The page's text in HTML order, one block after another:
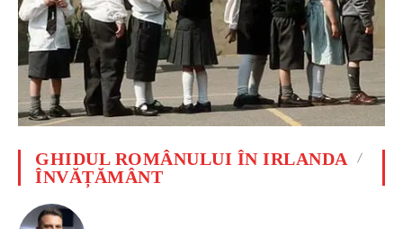
GHIDUL ROMÂNULUI ÎN IRLANDA
ÎNVĂȚĂMÂNT